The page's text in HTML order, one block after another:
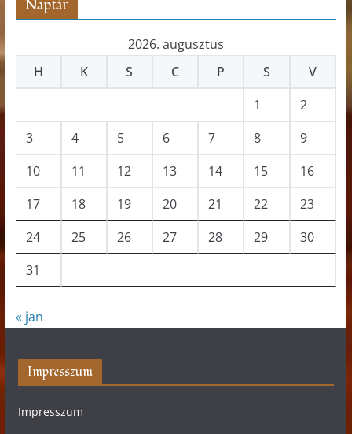
Naptár
2026. augusztus
H
K S C P S
V
1
2
3
4 5 6 7 8
9
10
11 12 13 14 15
16
17
18 19 20 21 22
23
24
25 26 27 28 29
30
31
« jan
Impresszum
Impresszum